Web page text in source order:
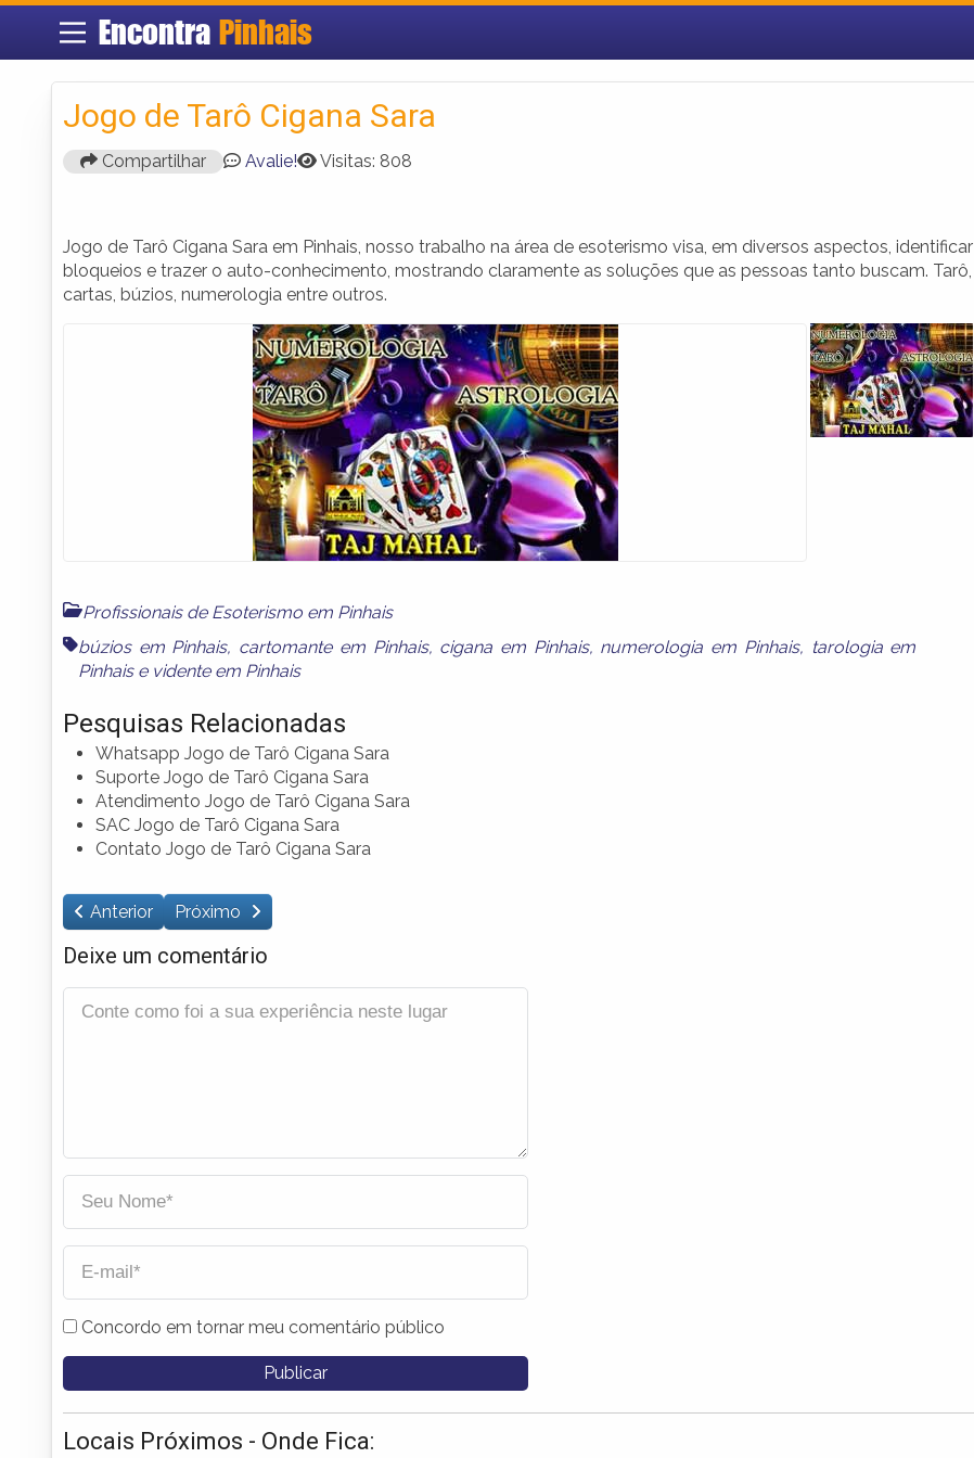
Encontra Pinhais
Jogo de Tarô Cigana Sara
Compartilhar Avalie! Visitas: 808
Jogo de Tarô Cigana Sara em Pinhais, nosso trabalho na área de esoterismo visa, em diversos aspectos, identificar
bloqueios e trazer o auto-conhecimento, mostrando claramente as soluções que as pessoas tanto buscam. Tarô,
cartas, búzios, numerologia entre outros.
Profissionais de Esoterismo em Pinhais
búzios em Pinhais, cartomante em Pinhais, cigana em Pinhais, numerologia em Pinhais, tarologia em
Pinhaise vidente em Pinhais
Pesquisas Relacionadas
Whatsapp Jogo de Tarô Cigana Sara
Suporte Jogo de Tarô Cigana Sara
Atendimento Jogo de Tarô Cigana Sara
SAC Jogo de Tarô Cigana Sara
Contato Jogo de Tarô Cigana Sara
Anterior Próximo
Deixe um comentário
Concordo em tornar meu comentário público
Locais Próximos - Onde Fica: